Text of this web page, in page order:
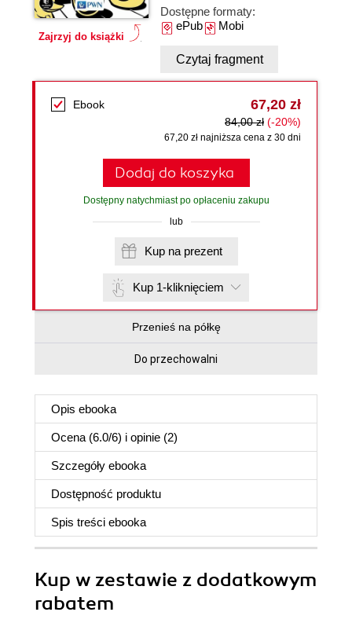
Zajrzyj do książki
Dostępne formaty:
ePubMobi
Czytaj fragment
Ebook 67,20 zł
84,00 zł (-20%)
67,20 zł najniższa cena z 30 dni
Dodaj do koszyka
Dostępny natychmiast po opłaceniu zakupu
lub
Kup na prezent
Kup 1-kliknięciem
Przenieś na półkę
Do przechowalni
Opis ebooka
Ocena (6.0/6) i opinie (2)
Szczegóły ebooka
Dostępność produktu
Spis treści ebooka
Kup w zestawie z dodatkowym
rabatem